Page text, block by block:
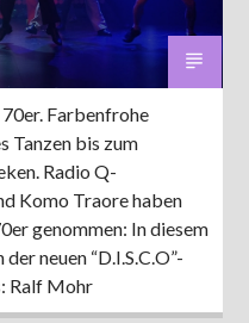
70er. Farbenfrohe
Tanzen bis zum
Radio Q-
Komo Traore haben
genommen: In diesem
neuen “D.I.S.C.O”-
Ralf Mohr